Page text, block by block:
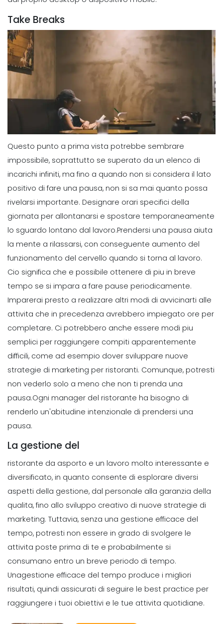
Take Breaks
Questo punto a prima vista potrebbe sembrare
impossibile, soprattutto se superato da un elenco di
incarichi infiniti, ma fino a quando non si considera il lato
positivo di fare una pausa, non si sa mai quanto possa
rivelarsi importante. Designare orari specifici della
giornata per allontanarsi e spostare temporaneamente
lo sguardo lontano dal lavoro.Prendersi una pausa aiuta
la mente a rilassarsi, con conseguente aumento del
funzionamento del cervello quando si torna al lavoro.
Cio significa che e possibile ottenere di piu in breve
tempo se si impara a fare pause periodicamente.
Imparerai presto a realizzare altri modi di avvicinarti alle
attivita che in precedenza avrebbero impiegato ore per
completare. Ci potrebbero anche essere modi piu
semplici per raggiungere compiti apparentemente
difficili, come ad esempio dover sviluppare nuove
strategie di marketing per ristoranti. Comunque, potresti
non vederlo solo a meno che non ti prenda una
pausa.Ogni manager del ristorante ha bisogno di
renderlo un'abitudine intenzionale di prendersi una
pausa.
La gestione del
ristorante da asporto e un lavoro molto interessante e
diversificato, in quanto consente di esplorare diversi
aspetti della gestione, dal personale alla garanzia della
qualita, fino allo sviluppo creativo di nuove strategie di
marketing. Tuttavia, senza una gestione efficace del
tempo, potresti non essere in grado di svolgere le
attivita poste prima di te e probabilmente si
consumano entro un breve periodo di tempo.
Unagestione efficace del tempo produce i migliori
risultati, quindi assicurati di seguire le best practice per
raggiungere i tuoi obiettivi e le tue attivita quotidiane.